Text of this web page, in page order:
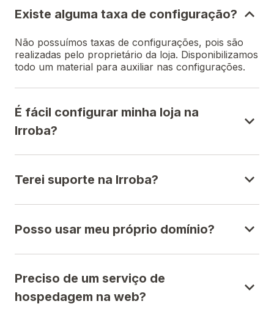
Existe alguma taxa de configuração?
Não possuímos taxas de configurações, pois são
realizadas pelo proprietário da loja. Disponibilizamos
todo um material para auxiliar nas configurações.
É fácil configurar minha loja na
Irroba?
Terei suporte na Irroba?
Posso usar meu próprio domínio?
Preciso de um serviço de
hospedagem na web?